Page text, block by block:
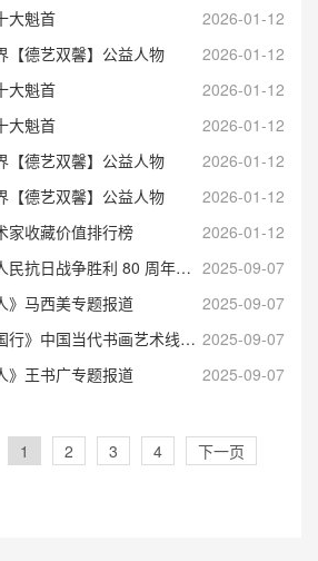
2026-01-12
大魁首
2026-01-12
德艺双馨】公益人物
2026-01-12
大魁首
2026-01-12
大魁首
2026-01-12
德艺双馨】公益人物
2026-01-12
德艺双馨】公益人物
2026-01-12
收藏价值排行榜
2025-09-07
日战争胜利 80 周年艺术展
2025-09-07
》马西美专题报道
2025-09-07
中国当代书画艺术线上展
2025-09-07
》王书广专题报道
1 2 3 4
下一页